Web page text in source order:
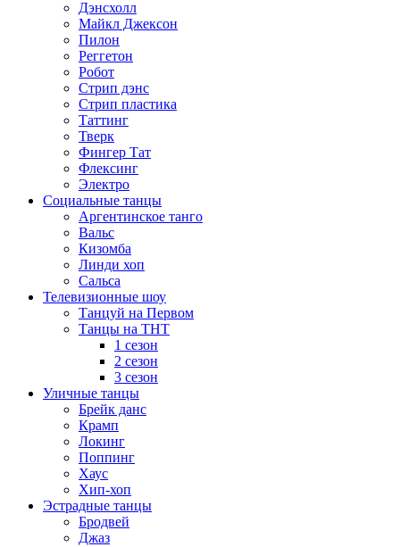
Дэнсхолл
Майкл Джексон
Пилон
Реггетон
Робот
Стрип дэнс
Стрип пластика
Таттинг
Тверк
Фингер Тат
Флексинг
Электро
Социальные танцы
Аргентинское танго
Вальс
Кизомба
Линди хоп
Сальса
Телевизионные шоу
Танцуй на Первом
Танцы на ТНТ
1 сезон
2 сезон
3 сезон
Уличные танцы
Брейк данс
Крамп
Локинг
Поппинг
Хаус
Хип-хоп
Эстрадные танцы
Бродвей
Джаз